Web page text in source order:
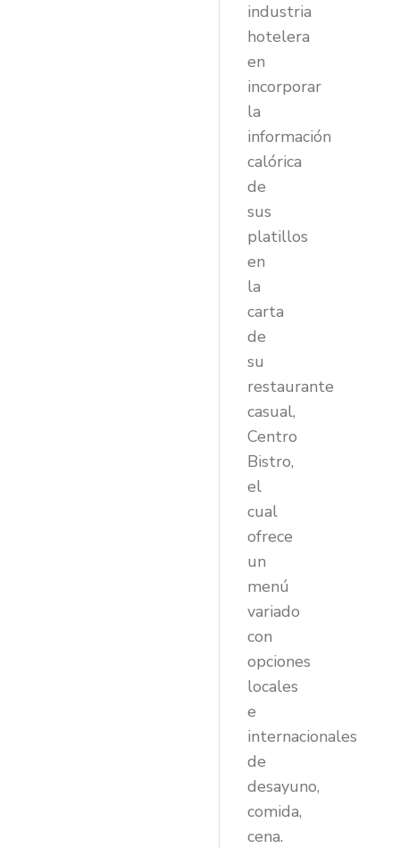
industria
hotelera
en
incorporar
la
información
calórica
de
sus
platillos
en
la
carta
de
su
restaurante
casual,
Centro
Bistro,
el
cual
ofrece
un
menú
variado
con
opciones
locales
e
internacionales
de
desayuno,
comida,
cena.